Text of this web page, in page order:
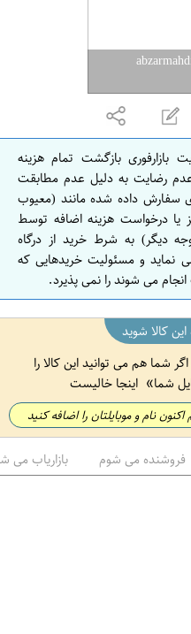
بازارفوری بازگشت تمام هزینه
رضایت به دلیل عدم مطابقت
سفارش داده شده مانند (معیوب
یا درخواست هزینه اضافه توسط
دیگر) به شرط خرید از درگاه
و مسئولیت خریدهایی که
می شوند را نمی پذیرد.
کالا شوید
شما هم می توانید این کالا را
شما اینجا خالیست
نام و موبایلتان را اضافه کنید
فروشنده می شوم بازاریاب می